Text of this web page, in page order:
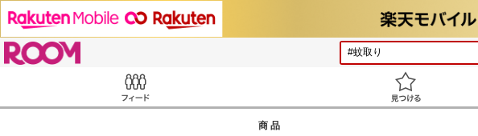
商品